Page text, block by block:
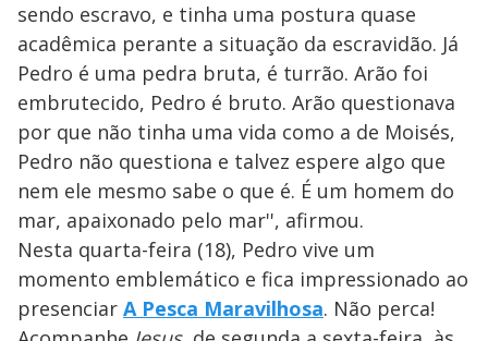
sendo escravo, e tinha uma postura quase
acadêmica perante a situação da escravidão. Já
Pedro é uma pedra bruta, é turrão. Arão foi
embrutecido, Pedro é bruto. Arão questionava
por que não tinha uma vida como a de Moisés,
Pedro não questiona e talvez espere algo que
nem ele mesmo sabe o que é. É um homem do
mar, apaixonado pelo mar'', afirmou.
Nesta quarta-feira (18), Pedro vive um
momento emblemático e fica impressionado ao
presenciar A Pesca Maravilhosa. Não perca!